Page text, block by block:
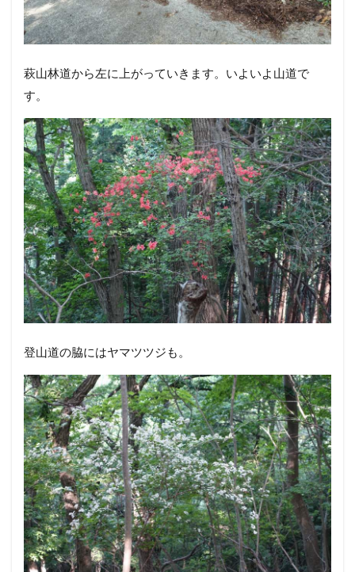
萩山林道から左に上がっていきます。いよいよ山道で
す。
登山道の脇にはヤマツツジも。